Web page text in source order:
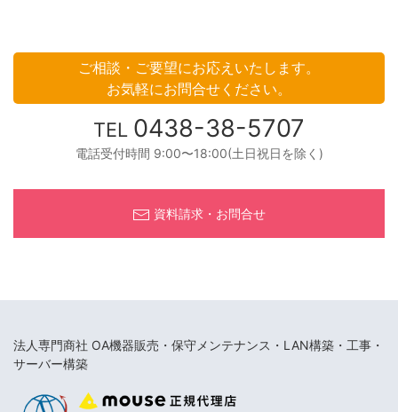
ご相談・ご要望にお応えいたします。
お気軽にお問合せください。
TEL 0438-38-5707
電話受付時間 9:00〜18:00(土日祝日を除く)
資料請求・お問合せ
法人専門商社 OA機器販売・保守メンテナンス・LAN構築・工事・
サーバー構築